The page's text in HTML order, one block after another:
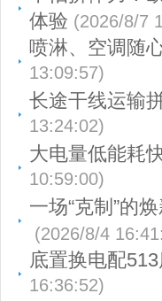
体验 (2026/8/7
喷淋、空调随
13:09:57)
长途干线运输
13:24:02)
大电量低能耗
10:59:00)
一场“克制”的
(2026/8/4
底置换电配
16:36:52)